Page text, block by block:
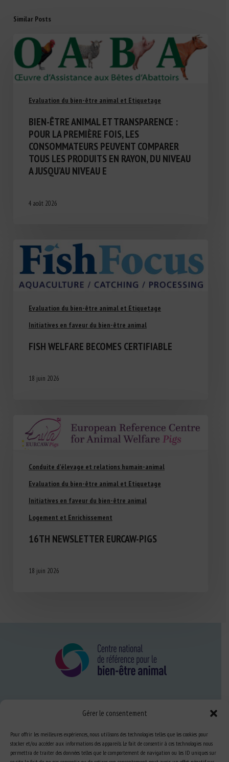
Gérer le consentement
Pour offrir les meilleures expériences, nous utilisons des technologies telles que les cookies pour
stocker et/ou accéder aux informations des appareils. Le fait de consentir à ces technologies nous
permettra de traiter des données telles que le comportement de navigation ou les ID uniques sur
Similar Posts
Evaluation du bien-être animal et Etiquetage
BIEN-ÊTRE ANIMAL ET TRANSPARENCE :
POUR LA PREMIÈRE FOIS, LES
CONSOMMATEURS PEUVENT COMPARER
TOUS LES PRODUITS EN RAYON, DU NIVEAU
A JUSQU’AU NIVEAU E
4 août 2026
Evaluation du bien-être animal et Etiquetage
Initiatives en faveur du bien-être animal
FISH WELFARE BECOMES CERTIFIABLE
18 juin 2026
Conduite d'élevage et relations humain-animal
Evaluation du bien-être animal et Etiquetage
Initiatives en faveur du bien-être animal
Logement et Enrichissement
16TH NEWSLETTER EURCAW-PIGS
18 juin 2026
Expertise